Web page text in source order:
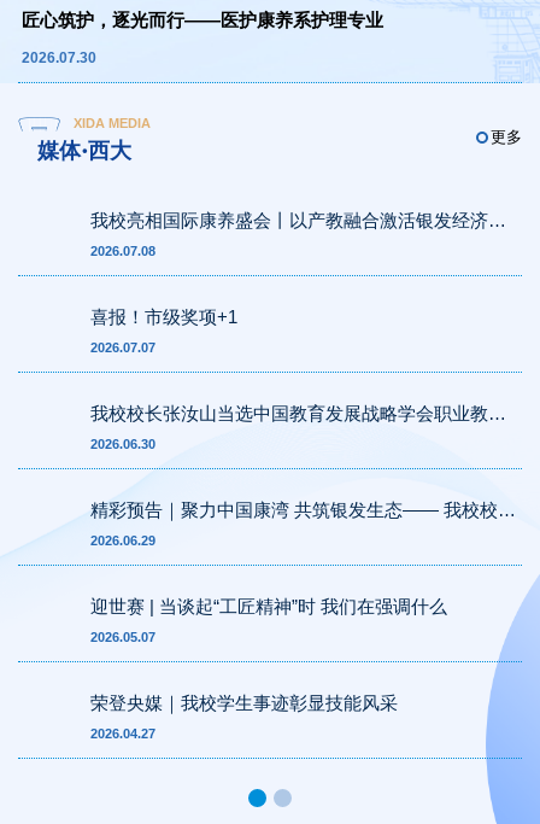
匠心筑护，逐光而行——医护康养系护理专业
2026.07.30
XIDA MEDIA
媒体·西大
更多
我校亮相国际康养盛会丨以产教融合激活银发经济新
动能
2026.07.08
喜报！市级奖项+1
2026.07.07
我校校长张汝山当选中国教育发展战略学会职业教育
专委会首届常务理事
2026.06.30
精彩预告｜聚力中国康湾 共筑银发生态—— 我校校长
张汝山亮相青岛国际康养产业博览会
2026.06.29
迎世赛 | 当谈起“工匠精神”时 我们在强调什么
2026.05.07
荣登央媒｜我校学生事迹彰显技能风采
2026.04.27